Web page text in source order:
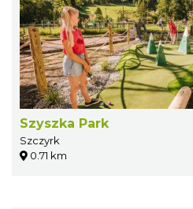
Szyszka Park
Szczyrk
0.71 km